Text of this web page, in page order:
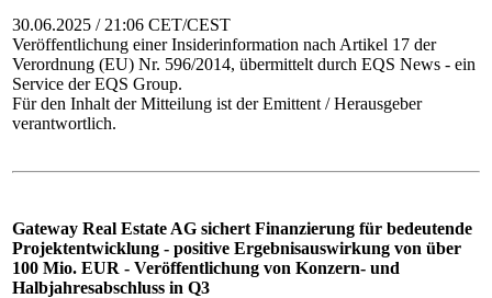
30.06.2025 / 21:06 CET/CEST
Veröffentlichung einer Insiderinformation nach Artikel 17 der
Verordnung (EU) Nr. 596/2014, übermittelt durch EQS News - ein
Service der EQS Group.
Für den Inhalt der Mitteilung ist der Emittent / Herausgeber
verantwortlich.
Gateway Real Estate AG sichert Finanzierung für bedeutende
Projektentwicklung - positive Ergebnisauswirkung von über
100 Mio. EUR - Veröffentlichung von Konzern- und
Halbjahresabschluss in Q3